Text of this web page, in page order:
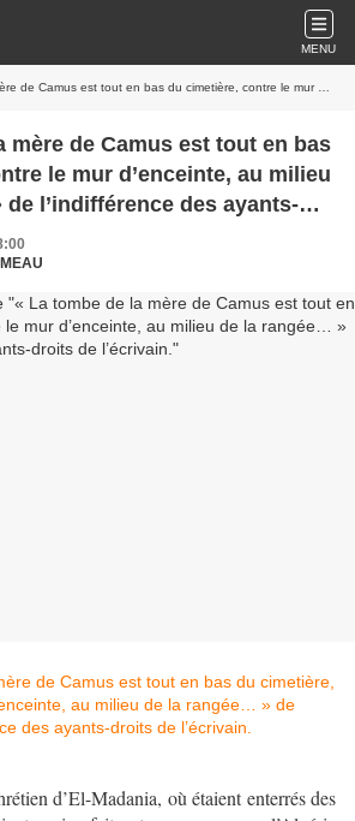
MENU
du cimetière, contre le mur d’enceinte, au milieu de la rangée… » de l’indifférence des ayants-droits de l’écrivain.
mère de Camus est tout en bas
le mur d’enceinte, au milieu
l’indifférence des ayants-
d’El-Madania, où étaient enterrés des